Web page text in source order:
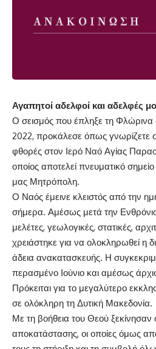
Αγαπητοί αδελφοί και αδελφές
Ο σεισμός που έπληξε τη Φλώρινα
2022, προκάλεσε όπως γνωρίζετε
φθορές στον Ιερό Ναό Αγίας
οποίος αποτελεί πνευματικό
μας Μητρόπολη.
Ο Ναός έμεινε κλειστός από την
σήμερα. Αμέσως μετά την
μελέτες, γεωλογικές, στατικές,
χρειάστηκε για να ολοκληρωθεί η
άδεια ανακατασκευής. Η
περασμένο Ιούνιο και αμέσως
Πρόκειται για το μεγαλύτερο
σε ολόκληρη τη Δυτική Μακεδονία.
Με τη βοήθεια του Θεού ξεκίνησαν
αποκατάστασης, οι οποίες όμως